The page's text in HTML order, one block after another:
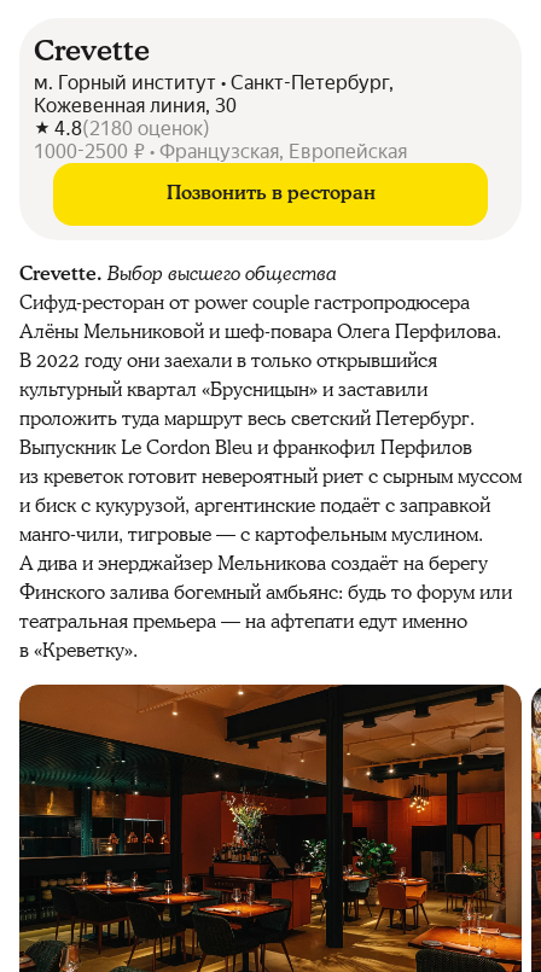
Crevette
м. Горный институт • Санкт-Петербург,
Кожевенная линия, 30
4.8(2180 оценок)
1000-2500 ₽ • Французская, Европейская
Позвонить в ресторан
Crevette.Выбор высшего общества
Сифуд-ресторан от power couple гастропродюсера
Алёны Мельниковой и шеф-повара Олега Перфилова.
В 2022 году они заехали в только открывшийся
культурный квартал «Брусницын» и заставили
проложить туда маршрут весь светский Петербург.
Выпускник Le Cordon Bleu и франкофил Перфилов
из креветок готовит невероятный риет с сырным муссом
и биск с кукурузой, аргентинские подаёт с заправкой
манго-чили, тигровые — с картофельным муслином.
А дива и энерджайзер Мельникова создаёт на берегу
Финского залива богемный амбьянс: будь то форум или
театральная премьера — на афтепати едут именно
в «Креветку».